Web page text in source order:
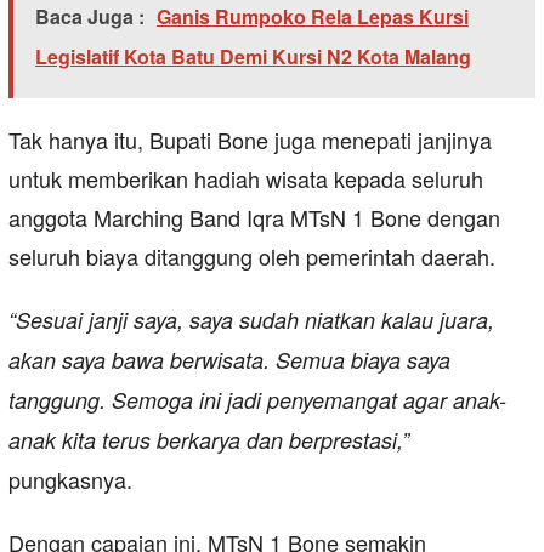
Baca Juga : Ganis Rumpoko Rela Lepas Kursi
Legislatif Kota Batu Demi Kursi N2 Kota Malang
Tak hanya itu, Bupati Bone juga menepati janjinya
untuk memberikan hadiah wisata kepada seluruh
anggota Marching Band Iqra MTsN 1 Bone dengan
seluruh biaya ditanggung oleh pemerintah daerah.
“Sesuai janji saya, saya sudah niatkan kalau juara,
akan saya bawa berwisata. Semua biaya saya
tanggung. Semoga ini jadi penyemangat agar anak-
anak kita terus berkarya dan berprestasi,”
pungkasnya.
Dengan capaian ini, MTsN 1 Bone semakin